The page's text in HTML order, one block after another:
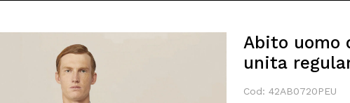
Abito uomo
unita
Cod: 42AB0720PEU